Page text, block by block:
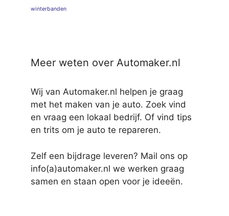
winterbanden
Meer weten over Automaker.nl
Wij van Automaker.nl helpen je graag
met het maken van je auto. Zoek vind
en vraag een lokaal bedrijf. Of vind tips
en trits om je auto te repareren.
Zelf een bijdrage leveren? Mail ons op
info(a)automaker.nl we werken graag
samen en staan open voor je ideeën.